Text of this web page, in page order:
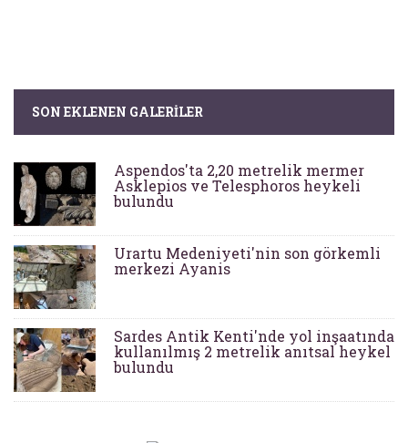
SON EKLENEN GALERILER
Aspendos'ta 2,20 metrelik mermer
Asklepios ve Telesphoros heykeli
bulundu
Urartu Medeniyeti'nin son görkemli
merkezi Ayanis
Sardes Antik Kenti'nde yol inşaatında
kullanılmış 2 metrelik anıtsal heykel
bulundu